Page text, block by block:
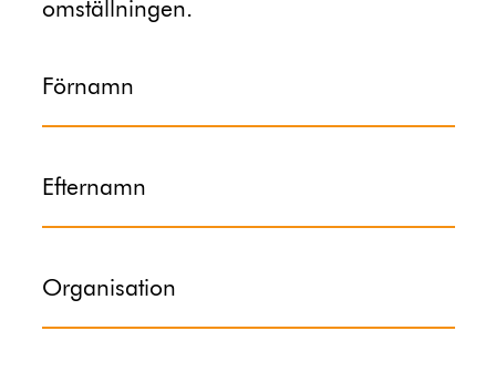
omställningen.
Förnamn
Efternamn
Organisation